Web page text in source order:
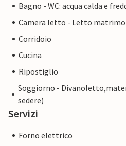
Bagno - WC: acqua calda e
Camera letto - Letto
Corridoio
Cucina
Ripostiglio
Soggiorno -
sedere)
Servizi
Forno elettrico